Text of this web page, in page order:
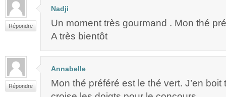
Répondre
Nadji
Un moment très gourmand . Mon thé
A très bientôt
Répondre
Annabelle
Mon thé préféré est le thé vert. J’en